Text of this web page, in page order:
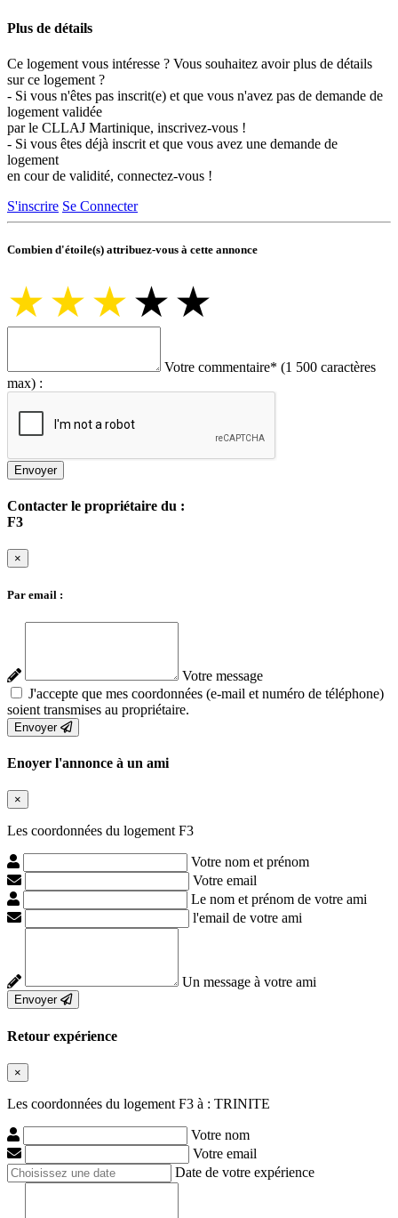
Plus de détails
Ce logement vous intéresse ? Vous souhaitez avoir plus de détails
sur ce logement ?
- Si vous n'êtes pas inscrit(e) et que vous n'avez pas de demande de
logement validée
par le CLLAJ Martinique, inscrivez-vous !
- Si vous êtes déjà inscrit et que vous avez une demande de
logement
en cour de validité, connectez-vous !
S'inscrire Se Connecter
Combien d'étoile(s) attribuez-vous à cette annonce
★★★★★
Votre commentaire* (1 500 caractères
max) :
Envoyer
Contacter le propriétaire du :
F3
×
Par email :
Votre message
J'accepte que mes coordonnées (e-mail et numéro de téléphone)
soient transmises au propriétaire.
Envoyer
Enoyer l'annonce à un ami
×
Les coordonnées du logement F3
Votre nom et prénom
Votre email
Le nom et prénom de votre ami
l'email de votre ami
Un message à votre ami
Envoyer
Retour expérience
×
Les coordonnées du logement F3 à : TRINITE
Votre nom
Votre email
Date de votre expérience